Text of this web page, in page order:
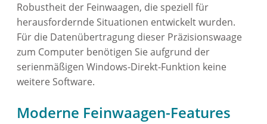
Robustheit der Feinwaagen, die speziell für
herausfordernde Situationen entwickelt wurden.
Für die Datenübertragung dieser Präzisionswaage
zum Computer benötigen Sie aufgrund der
serienmäßigen Windows-Direkt-Funktion keine
weitere Software.
Moderne Feinwaagen-Features